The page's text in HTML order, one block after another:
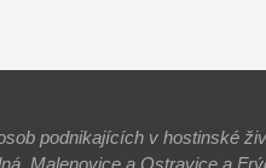
podnikajících v hostinské
Malenovice a Ostravice a